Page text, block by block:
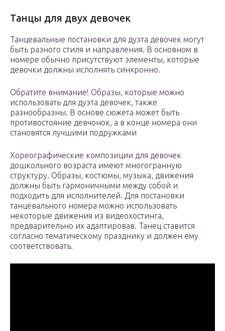
Танцы для двух девочек
Танцевальные постановки для дуэта девочек могут
быть разного стиля и направления. В основном в
номере обычно присутствуют элементы, которые
девочки должны исполнять синхронно.
Обратите внимание! Образы, которые можно
использовать для дуэта девочек, также
разнообразны. В основе сюжета может быть
противостояние девчонок, а в конце номера они
становятся лучшими подружками
Хореографические композиции для девочек
дошкольного возраста имеют многогранную
структуру. Образы, костюмы, музыка, движения
должны быть гармоничными между собой и
подходить для исполнителей. Для постановки
танцевального номера можно использовать
некоторые движения из видеохостинга,
предварительно их адаптировав. Танец ставится
согласно тематическому празднику и должен ему
соответствовать.